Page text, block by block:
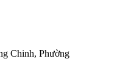
Chinh, Phường